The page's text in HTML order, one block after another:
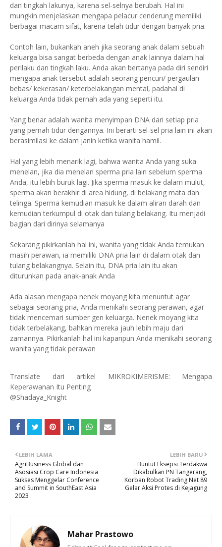
dan tingkah lakunya, karena sel-selnya berubah. Hal ini
mungkin menjelaskan mengapa pelacur cenderung memiliki
berbagai macam sifat, karena telah tidur dengan banyak pria.
Contoh lain, bukankah aneh jika seorang anak dalam sebuah
keluarga bisa sangat berbeda dengan anak lainnya dalam hal
perilaku dan tingkah laku. Anda akan bertanya pada diri sendiri
mengapa anak tersebut adalah seorang pencuri/ pergaulan
bebas/ kekerasan/ keterbelakangan mental, padahal di
keluarga Anda tidak pernah ada yang seperti itu.
Yang benar adalah wanita menyimpan DNA dari setiap pria
yang pernah tidur dengannya. Ini berarti sel-sel pria lain ini akan
berasimilasi ke dalam janin ketika wanita hamil.
Hal yang lebih menarik lagi, bahwa wanita Anda yang suka
menelan, jika dia menelan sperma pria lain sebelum sperma
Anda, itu lebih buruk lagi. Jika sperma masuk ke dalam mulut,
sperma akan berakhir di area hidung, di belakang mata dan
telinga. Sperma kemudian masuk ke dalam aliran darah dan
kemudian terkumpul di otak dan tulang belakang. Itu menjadi
bagian dari dirinya selamanya
Sekarang pikirkanlah hal ini, wanita yang tidak Anda temukan
masih perawan, ia memiliki DNA pria lain di dalam otak dan
tulang belakangnya. Selain itu, DNA pria lain itu akan
diturunkan pada anak-anak Anda
Ada alasan mengapa nenek moyang kita menuntut agar
sebagai seorang pria, Anda menikahi seorang perawan, agar
tidak mencemari sumber gen keluarga. Nenek moyang kita
tidak terbelakang, bahkan mereka jauh lebih maju dari
zamannya. Pikirkanlah hal ini kapanpun Anda menikahi seorang
wanita yang tidak perawan
Translate dari artikel MIKROKIMERISME: Mengapa
Keperawanan Itu Penting
@Shadaya_Knight
LEBIH BARU
Buntut Eksepsi Terdakwa
Dikabulkan PN Tangerang,
Korban Robot Trading Net 89
Gelar Aksi Protes di Kejagung
LEBIH LAMA
AgriBusiness Global dan
Asosiasi Crop Care Indonesia
Sukses Menggelar Conference
and Summit in SouthEast Asia
2023
Mahar Prastowo